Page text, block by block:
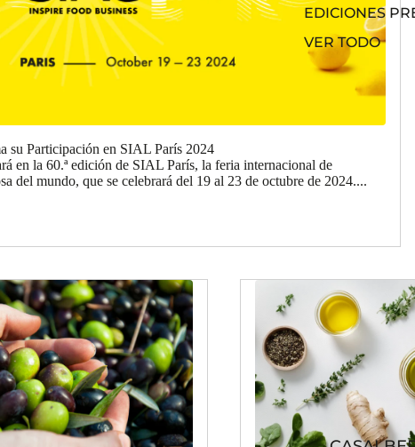
EDICIONES
VER TODO
su Participación en SIAL París 2024
en la 60.ª edición de SIAL París, la feria internacional de
del mundo, que se celebrará del 19 al 23 de octubre de 2024....